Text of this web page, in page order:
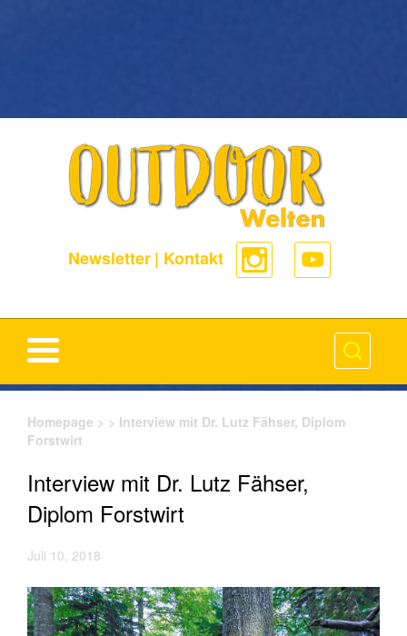
Newsletter | Kontakt
Homepage > > Interview mit Dr. Lutz Fähser, Diplom
Forstwirt
Interview mit Dr. Lutz Fähser,
Diplom Forstwirt
Juli 10, 2018